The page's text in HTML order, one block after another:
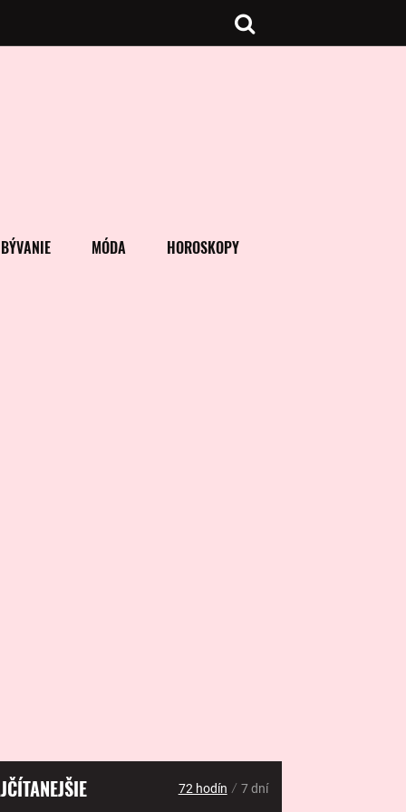
BÝVANIE MÓDA HOROSKOPY
72 hodín / 7 dní